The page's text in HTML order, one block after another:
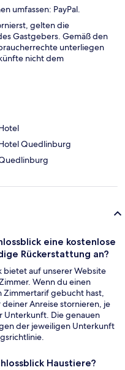
umfassen: PayPal.
gelten die
Gastgebers. Gemäß den
unterliegen
nicht dem
Quedlinburg
eine kostenlose
Rückerstattung an?
bietet auf unserer Website
Wenn du einen
gebucht hast,
Anreise stornieren, je
Unterkunft. Die genauen
der jeweiligen Unterkunft
Haustiere?